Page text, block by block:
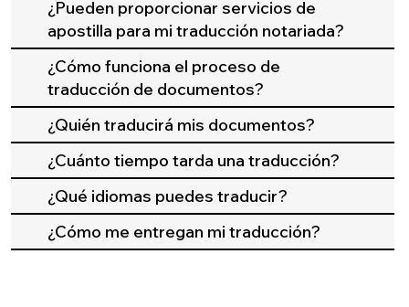
¿Pueden proporcionar servicios de
apostilla para mi traducción notariada?
¿Cómo funciona el proceso de
traducción de documentos?
¿Quién traducirá mis documentos?
¿Cuánto tiempo tarda una traducción?
¿Qué idiomas puedes traducir?
¿Cómo me entregan mi traducción?